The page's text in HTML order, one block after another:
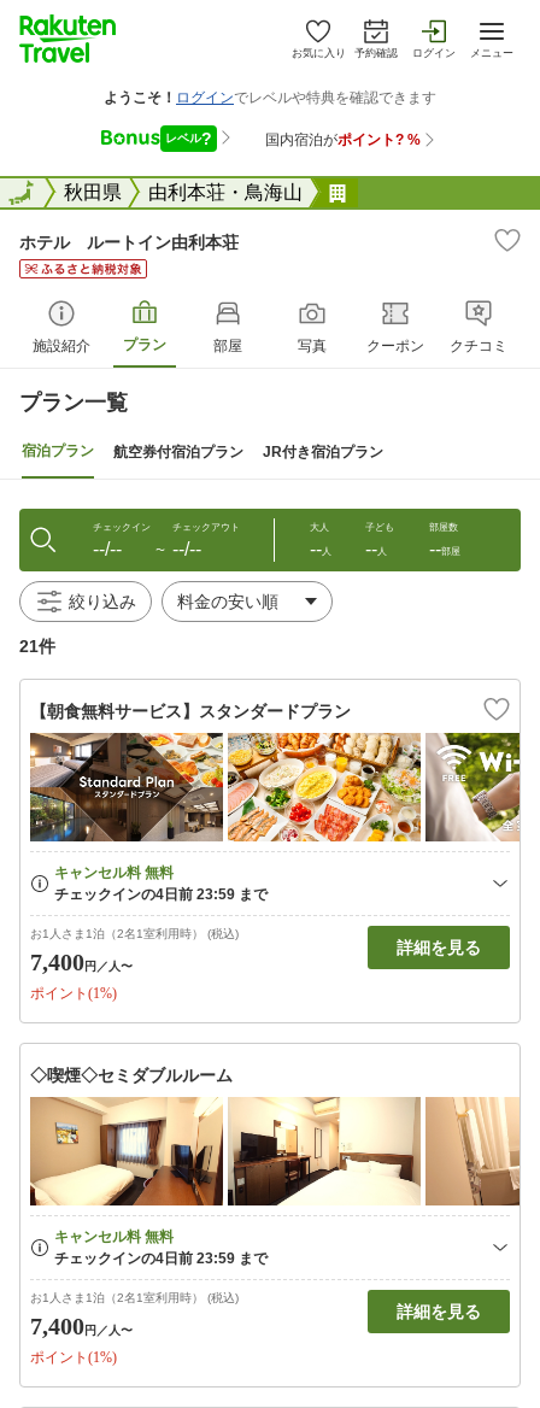
お気に入り 予約確認 ログイン メニュー
全国秋田県 由利本荘・鳥海山
全国
ホテル ルートイン由利本荘
施設紹介 プラン 部屋 写真 クーポン クチコミ
プラン一覧
宿泊プラン 航空券付宿泊プラン JR付き宿泊プラン
チェックイン
--/-- 〜
チェックアウト
--/--
大人
--人
子ども
--人
部屋数
--部屋
絞り込み
21件
【朝食無料サービス】スタンダードプラン
お1人さま1泊（2名1室利用時） (税込)
7,400円 ／人〜
ポイント(1%)
詳細を見る
◇喫煙◇セミダブルルーム
お1人さま1泊（2名1室利用時） (税込)
7,400円 ／人〜
ポイント(1%)
詳細を見る